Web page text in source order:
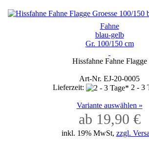
Fahne
blau-gelb
Gr. 100/150 cm
Hissfahne Fahne Flagge
Art-Nr. EJ-20-0005
Lieferzeit:
2 - 3
Variante auswählen »
ab 19,90 €
inkl. 19% MwSt, zzgl.